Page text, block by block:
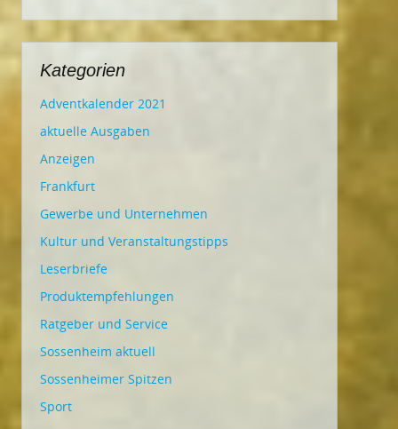
Kategorien
Adventkalender 2021
aktuelle Ausgaben
Anzeigen
Frankfurt
Gewerbe und Unternehmen
Kultur und Veranstaltungstipps
Leserbriefe
Produktempfehlungen
Ratgeber und Service
Sossenheim aktuell
Sossenheimer Spitzen
Sport